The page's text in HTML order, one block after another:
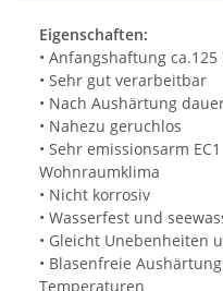
Eigenschaften:
• Anfangshaftung ca.125
• Sehr gut verarbeitbar
• Nach Aushärtung
• Nahezu geruchlos
• Sehr emissionsarm
Wohnraumklima
• Nicht korrosiv
• Wasserfest und
• Gleicht Unebenheiten
• Blasenfreie
Temperaturen